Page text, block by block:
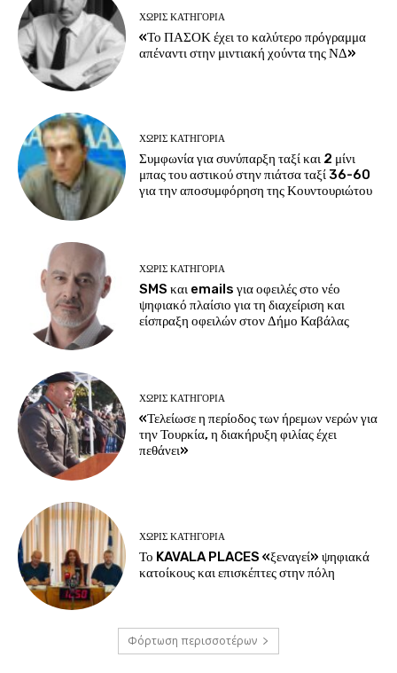
ΧΩΡΊΣ ΚΑΤΗΓΟΡΊΑ
«Το ΠΑΣΟΚ έχει το καλύτερο πρόγραμμα
απέναντι στην μιντιακή χούντα της ΝΔ»
ΧΩΡΊΣ ΚΑΤΗΓΟΡΊΑ
Συμφωνία για συνύπαρξη ταξί και 2 μίνι
μπας του αστικού στην πιάτσα ταξί 36-60
για την αποσυμφόρηση της Κουντουριώτου
ΧΩΡΊΣ ΚΑΤΗΓΟΡΊΑ
SMS και emails για οφειλές στο νέο
ψηφιακό πλαίσιο για τη διαχείριση και
είσπραξη οφειλών στον Δήμο Καβάλας
ΧΩΡΊΣ ΚΑΤΗΓΟΡΊΑ
«Τελείωσε η περίοδος των ήρεμων νερών για
την Τουρκία, η διακήρυξη φιλίας έχει
πεθάνει»
ΧΩΡΊΣ ΚΑΤΗΓΟΡΊΑ
Το KAVALA PLACES «ξεναγεί» ψηφιακά
κατοίκους και επισκέπτες στην πόλη
Φόρτωση περισσοτέρων